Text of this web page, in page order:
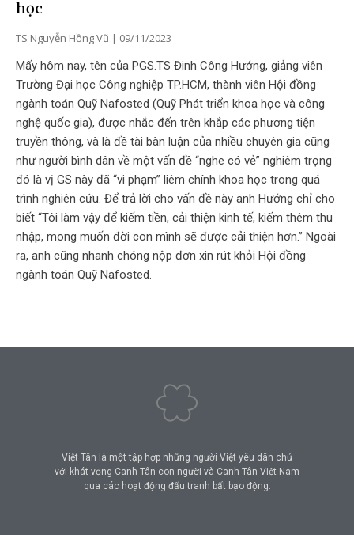
học
TS Nguyễn Hồng Vũ
09/11/2023
Mấy hôm nay, tên của PGS.TS Đinh Công Hướng, giảng viên
Trường Đại học Công nghiệp TP.HCM, thành viên Hội đồng
ngành toán Quỹ Nafosted (Quỹ Phát triển khoa học và công
nghệ quốc gia), được nhắc đến trên khắp các phương tiện
truyền thông, và là đề tài bàn luận của nhiều chuyên gia cũng
như người bình dân về một vấn đề “nghe có vẻ” nghiêm trọng
đó là vị GS này đã “vi phạm” liêm chính khoa học trong quá
trình nghiên cứu. Để trả lời cho vấn đề này anh Hướng chỉ cho
biết “Tôi làm vậy để kiếm tiền, cải thiện kinh tế, kiếm thêm thu
nhập, mong muốn đời con mình sẽ được cải thiện hơn.” Ngoài
ra, anh cũng nhanh chóng nộp đơn xin rút khỏi Hội đồng
ngành toán Quỹ Nafosted.
Việt Tân là một tập hợp những người Việt yêu dân chủ
với khát vọng Canh Tân con người và Canh Tân Việt Nam
qua các hoạt động đấu tranh bất bạo động.